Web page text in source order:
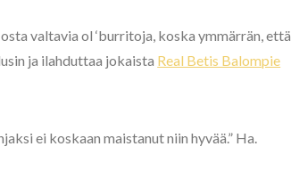
valtavia ol ‘burritoja, koska ymmärrän, että
ja ilahduttaa jokaista Real Betis Balompie
ei koskaan maistanut niin hyvää.” Ha.